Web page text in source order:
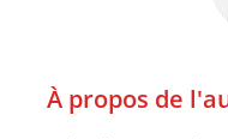
À propos de